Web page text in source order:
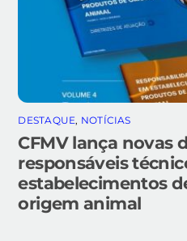
DESTAQUE, NOTÍCIAS
CFMV lança novas
responsáveis
estabelecimentos
origem animal